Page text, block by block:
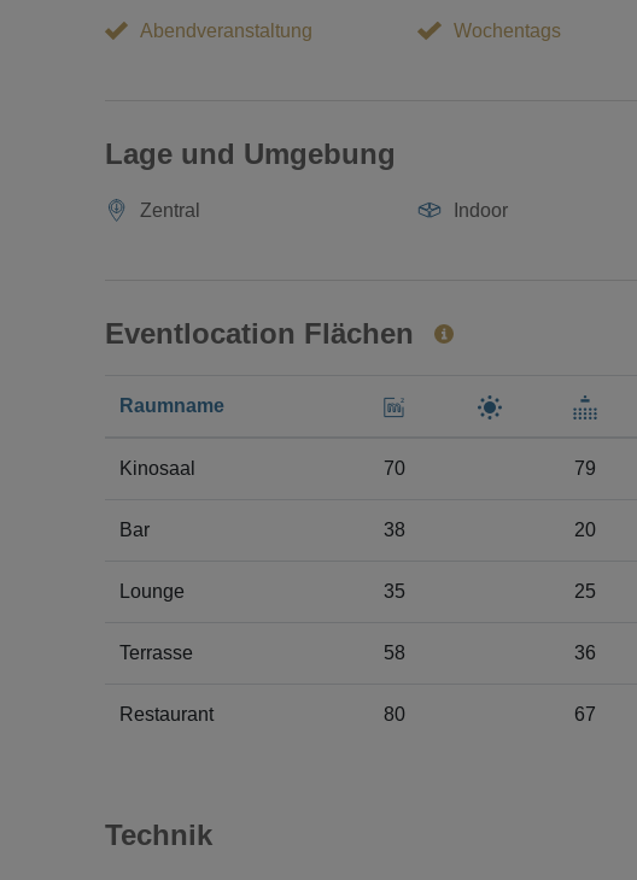
Abendveranstaltung Wochentags
Lage und Umgebung
Zentral Indoor
Eventlocation Flächen
Raumname
Kinosaal 70 79
Bar 38 20
Lounge 35 25
Terrasse 58 36
Restaurant 80 67
Technik